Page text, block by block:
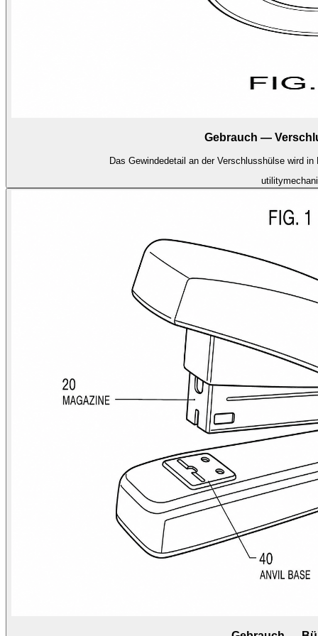
Gebrauch —
Das Gewindedetail an der Verschlusshülse wird
utility